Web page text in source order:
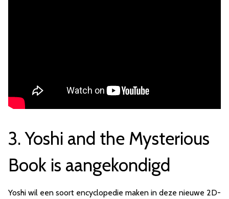
3. Yoshi and the Mysterious
Book is aangekondigd
Yoshi wil een soort encyclopedie maken in deze nieuwe 2D-